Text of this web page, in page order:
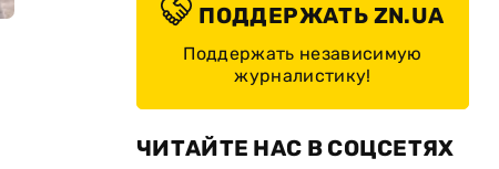
ПОДДЕРЖАТЬ ZN.UA
Поддержать независимую
журналистику!
ЧИТАЙТЕ НАС В СОЦСЕТЯХ